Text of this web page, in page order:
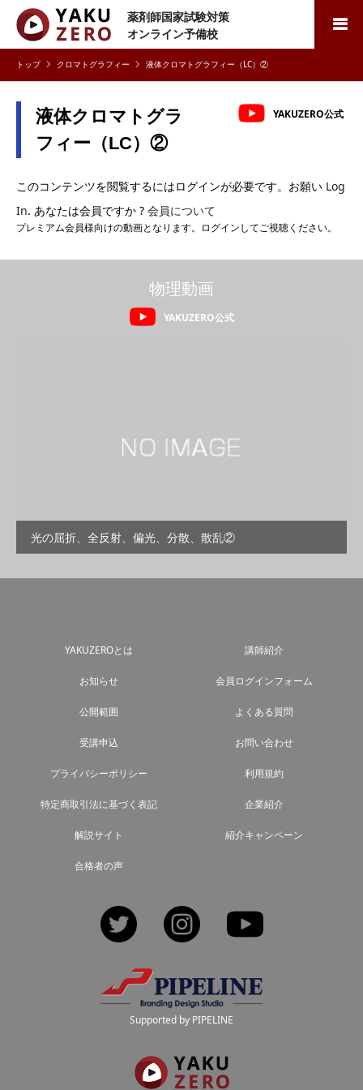
薬剤師国家試験対策
オンライン予備校
検索
クロマトグラフィー 液体クロマトグラフィー（LC）②
液体クロマトグラ
フィー（LC）②
YAKUZERO公式
このコンテンツを閲覧するにはログインが必要です。お願い Log
In. あなたは会員ですか ? 会員について
プレミアム会員様向けの動画となります。ログインしてご視聴ください。
YAKUZERO公式
物理動画
光の屈折、全反射、偏光、分散、散乱②
YAKUZEROとは 講師紹介
お知らせ 会員ログインフォーム
公開範囲 よくある質問
受講申込 お問い合わせ
プライバシーポリシー 利用規約
特定商取引法に基づく表記 企業紹介
解説サイト 紹介キャンペーン
合格者の声
Twitter Instagram
Supported by PIPELINE